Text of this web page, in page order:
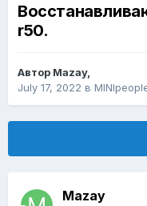
r50.
Автор Mazay,
July 17, 2022 в
Mazay